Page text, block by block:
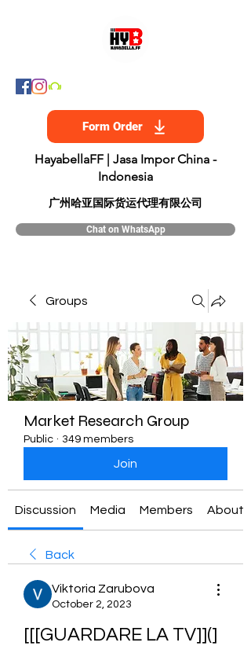
Form Order
HayabellaFF | Jasa Impor China -
Indonesia
​广州哈亚国际货运代理有限公司
Chat on WhatsApp
Groups
Market Research Group
Public · 349 members
Join
Discussion Media Members About
Back
Viktoria Zarubova
October 2, 2023
[[[GUARDARE LA TV]](]